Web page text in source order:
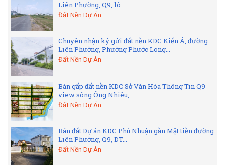
Liên Phường, Q9, lô...
Đất Nền Dự Án
Chuyên nhận ký gửi đất nền KDC Kiến Á, đường
Liên Phường, Phường Phước Long...
Đất Nền Dự Án
Bán gấp đất nền KDC Sở Văn Hóa Thông Tin Q9
view sông Ông Nhiêu,...
Đất Nền Dự Án
Bán đất Dự án KDC Phú Nhuận gần Mặt tiền đường
Liên Phường, Q9, DT...
Đất Nền Dự Án